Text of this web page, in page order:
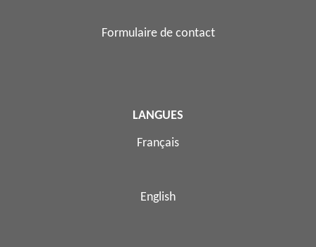
Formulaire de contact
LANGUES
Français
English